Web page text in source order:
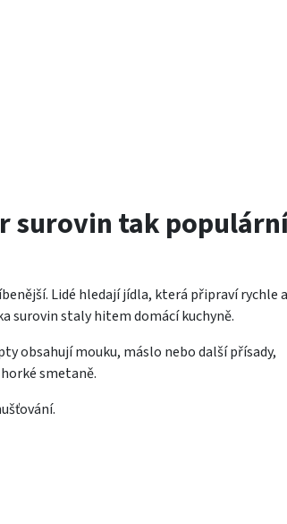
surovin tak
Lidé hledají jídla, která připraví rychle a
surovin staly hitem domácí kuchyně.
obsahují mouku, máslo nebo další přísady,
smetaně.